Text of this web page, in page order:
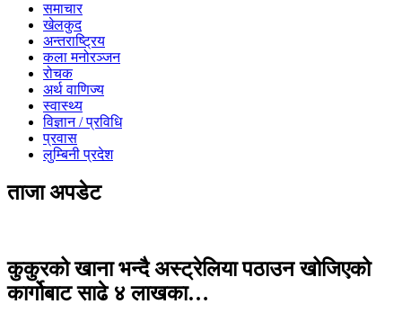
समाचार
खेलकुद
अन्तराष्ट्रिय
कला मनोरञ्जन
रोचक
अर्थ वाणिज्य
स्वास्थ्य
विज्ञान / प्रविधि
प्रवास
लुम्बिनी प्रदेश
ताजा अपडेट
कुकुरको खाना भन्दै अस्ट्रेलिया पठाउन खोजिएको
कार्गोबाट साढे ४ लाखका…